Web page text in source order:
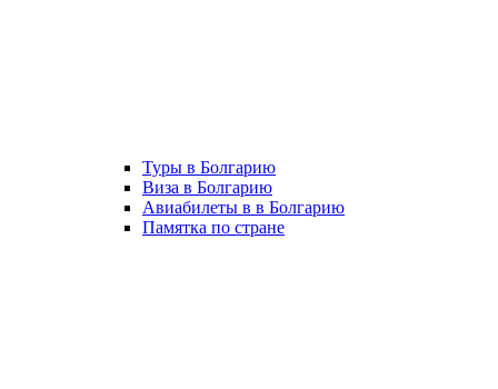
Туры в Болгарию
Виза в Болгарию
Авиабилеты в в Болгарию
Памятка по стране